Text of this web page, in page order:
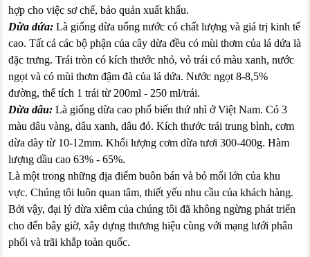
hợp cho việc sơ chế, bảo quản xuất khẩu.
Dừa dứa:Là giống dừa uống nước có chất lượng và giá trị kinh tế
cao. Tất cả các bộ phận của cây dừa đều có mùi thơm của lá dứa là
đặc trưng. Trái tròn có kích thước nhỏ, vỏ trái có màu xanh, nước
ngọt và có mùi thơm đậm đà của lá dứa. Nước ngọt 8-8,5%
đường, thể tích 1 trái từ 200ml - 250 ml/trái.
Dừa dâu:Là giống dừa cao phổ biến thứ nhì ở Việt Nam. Có 3
màu dâu vàng, dâu xanh, dâu đỏ. Kích thước trái trung bình, cơm
dừa dày từ 10-12mm. Khối lượng cơm dừa tươi 300-400g. Hàm
lượng dầu cao 63% - 65%.
Là một trong những địa điểm buôn bán và bỏ mối lớn của khu
vực. Chúng tôi luôn quan tâm, thiết yếu nhu cầu của khách hàng.
Bởi vậy, đại lý dừa xiêm của chúng tôi đã không ngừng phát triển
cho đến bây giờ, xây dựng thương hiệu cùng với mạng lưới phân
phối và trãi khắp toàn quốc.